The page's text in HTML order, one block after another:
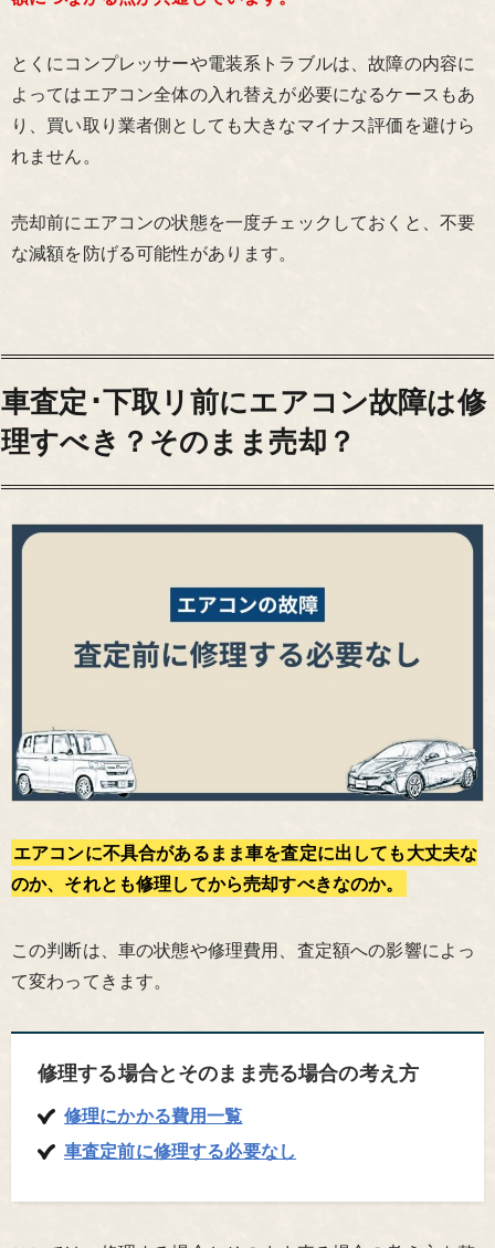
とくにコンプレッサーや電装系トラブルは、故障の内容に
よってはエアコン全体の入れ替えが必要になるケースもあ
り、買い取り業者側としても大きなマイナス評価を避けら
れません。
売却前にエアコンの状態を一度チェックしておくと、不要
な減額を防げる可能性があります。
車査定･下取リ前にエアコン故障は修
理すべき？そのまま売却？
エアコンに不具合があるまま車を査定に出しても大丈夫な
のか、それとも修理してから売却すべきなのか。
この判断は、車の状態や修理費用、査定額への影響によっ
て変わってきます。
修理する場合とそのまま売る場合の考え方
修理にかかる費用一覧
車査定前に修理する必要なし